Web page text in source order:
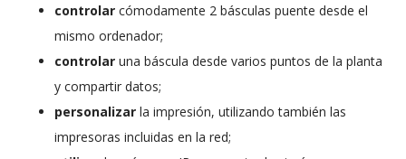
controlar cómodamente 2 básculas puente desde el
mismo ordenador;
controlar una báscula desde varios puntos de la planta
y compartir datos;
personalizar la impresión, utilizando también las
impresoras incluidas en la red;